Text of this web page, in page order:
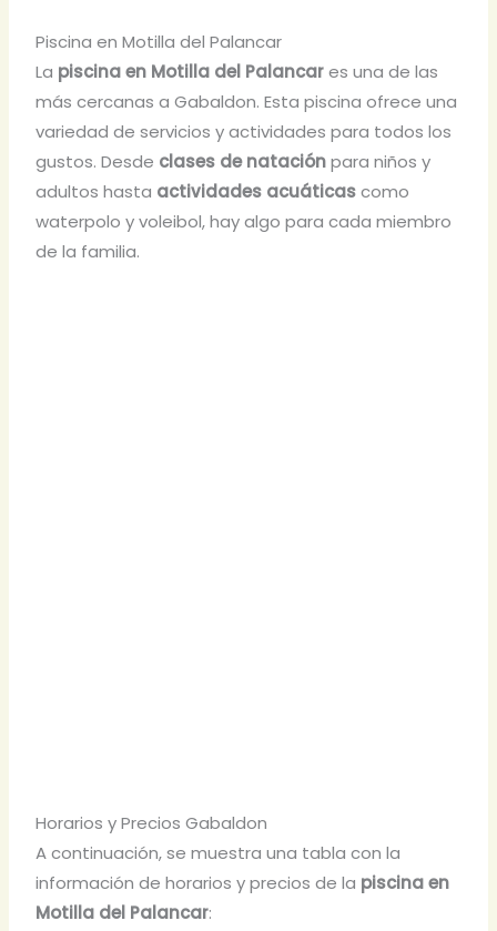
Piscina en Motilla del Palancar
La piscina en Motilla del Palancares una de las
más cercanas a Gabaldon. Esta piscina ofrece una
variedad de servicios y actividades para todos los
gustos. Desde clases de nataciónpara niños y
adultos hasta actividades acuáticascomo
waterpolo y voleibol, hay algo para cada miembro
de la familia.
Horarios y Precios Gabaldon
A continuación, se muestra una tabla con la
información de horarios y precios de la piscina en
Motilla del Palancar: